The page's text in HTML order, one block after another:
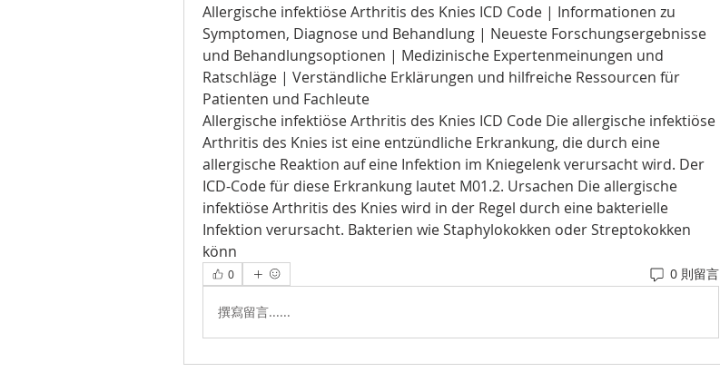
Allergische infektiöse Arthritis des Knies ICD Code | Informationen zu
Symptomen, Diagnose und Behandlung | Neueste Forschungsergebnisse
und Behandlungsoptionen | Medizinische Expertenmeinungen und
Ratschläge | Verständliche Erklärungen und hilfreiche Ressourcen für
Patienten und Fachleute
Allergische infektiöse Arthritis des Knies ICD Code Die allergische infektiöse
Arthritis des Knies ist eine entzündliche Erkrankung, die durch eine
allergische Reaktion auf eine Infektion im Kniegelenk verursacht wird. Der
ICD-Code für diese Erkrankung lautet M01.2. Ursachen Die allergische
infektiöse Arthritis des Knies wird in der Regel durch eine bakterielle
Infektion verursacht. Bakterien wie Staphylokokken oder Streptokokken
könn
0 0 則留言
撰寫留言......